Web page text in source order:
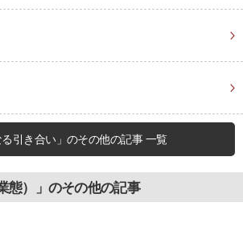
る引き合い」のその他の記事 一覧
態）」のその他の記事